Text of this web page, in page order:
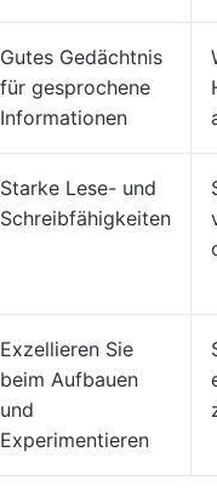
Gutes Gedächtnis
für gesprochene
Informationen
Starke Lese- und
Schreibfähigkeiten
Exzellieren Sie
beim Aufbauen
und
Experimentieren